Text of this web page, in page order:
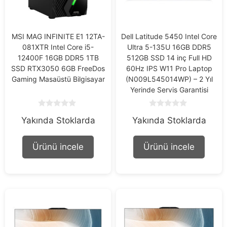
MSI MAG INFINITE E1 12TA-
081XTR Intel Core i5-
12400F 16GB DDR5 1TB
SSD RTX3050 6GB FreeDos
Gaming Masaüstü Bilgisayar
o
t
f
Yakında Stoklarda
Ürünü incele
Dell Latitude 5450 Intel Core
Ultra 5-135U 16GB DDR5
512GB SSD 14 inç Full HD
60Hz IPS W11 Pro Laptop
(N009L545014WP) – 2 Yıl
Yerinde Servis Garantisi
o
t
f
Yakında Stoklarda
Ürünü incele